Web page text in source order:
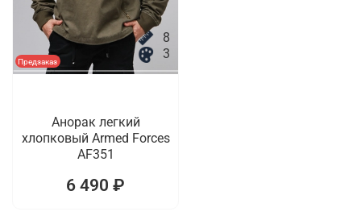
Предзаказ
8
3
Анорак легкий
хлопковый Armed Forces
AF351
6 490 ₽